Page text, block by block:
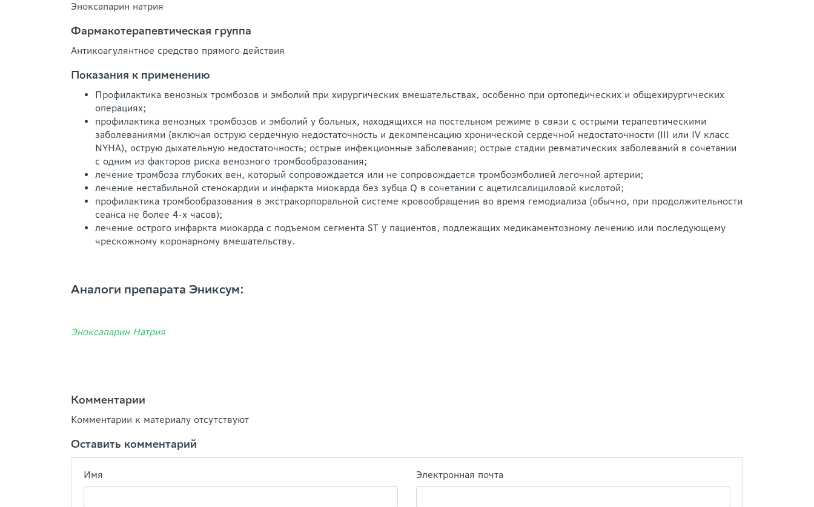
Эноксапарин натрия
Фармакотерапевтическая группа
Антикоагулянтное средство прямого действия
Показания к применению
Профилактика венозных тромбозов и эмболий при хирургических вмешательствах, особенно при ортопедических и общехирургических
операциях;
профилактика венозных тромбозов и эмболий у больных, находящихся на постельном режиме в связи с острыми терапевтическими
заболеваниями (включая острую сердечную недостаточность и декомпенсацию хронической сердечной недостаточности (III или IV класс
NYHA), острую дыхательную недостаточность; острые инфекционные заболевания; острые стадии ревматических заболеваний в сочетании
с одним из факторов риска венозного тромбообразования;
лечение тромбоза глубоких вен, который сопровождается или не сопровождается тромбоэмболией легочной артерии;
лечение нестабильной стенокардии и инфаркта миокарда без зубца Q в сочетании с ацетилсалициловой кислотой;
профилактика тромбообразования в экстракорпоральной системе кровообращения во время гемодиализа (обычно, при продолжительности
сеанса не более 4-х часов);
лечение острого инфаркта миокарда с подъемом сегмента ST у пациентов, подлежащих медикаментозному лечению или последующему
чрескожному коронарному вмешательству.
Аналоги препарата Эниксум:
Эноксапарин Натрия
Комментарии
Комментарии к материалу отсутствуют
Оставить комментарий
Имя Электронная почта